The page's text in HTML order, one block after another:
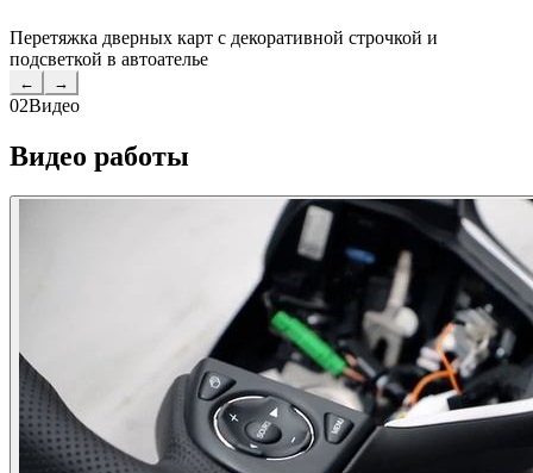
Перетяжка дверных карт с декоративной строчкой и
подсветкой в автоателье
← →
02Видео
Видео работы